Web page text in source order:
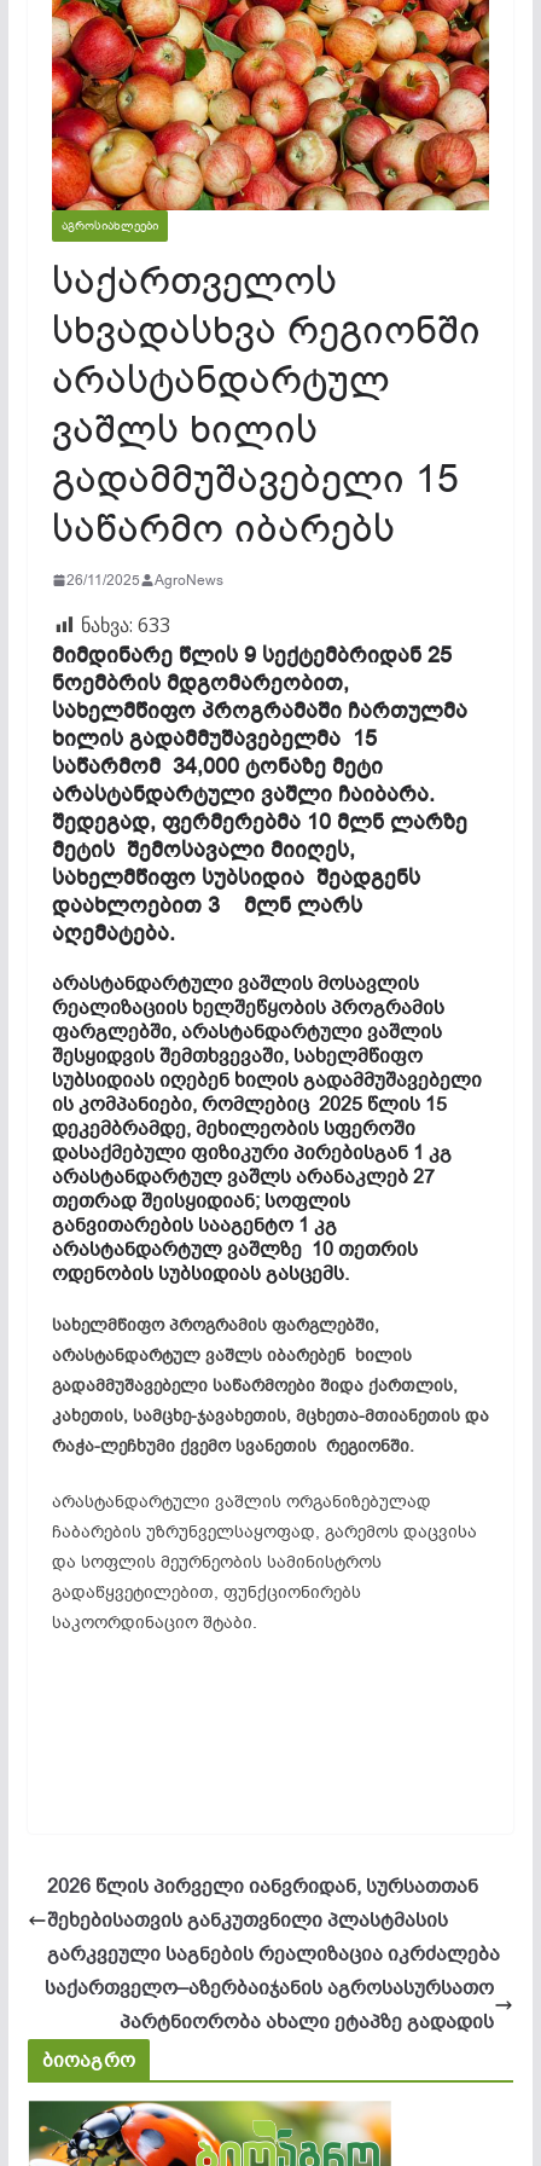
ᲐᲒᲠᲝᲡᲘᲐᲮᲚᲔᲔᲑᲘ
საქართველოს
სხვადასხვა რეგიონში
არასტანდარტულ
ვაშლს ხილის
გადამმუშავებელი 15
საწარმო იბარებს
26/11/2025 AgroNews
ნახვა: 633
მიმდინარე წლის 9 სექტემბრიდან 25
ნოემბრის მდგომარეობით,
სახელმწიფო პროგრამაში ჩართულმა
ხილის გადამმუშავებელმა 15
საწარმომ 34,000 ტონაზე მეტი
არასტანდარტული ვაშლი ჩაიბარა.
შედეგად, ფერმერებმა 10 მლნ ლარზე
მეტის შემოსავალი მიიღეს,
სახელმწიფო სუბსიდია შეადგენს
დაახლოებით 3 მლნ ლარს
აღემატება.
არასტანდარტული ვაშლის მოსავლის
რეალიზაციის ხელშეწყობის პროგრამის
ფარგლებში, არასტანდარტული ვაშლის
შესყიდვის შემთხვევაში, სახელმწიფო
სუბსიდიას იღებენ ხილის გადამმუშავებელი
ის კომპანიები, რომლებიც 2025 წლის 15
დეკემბრამდე, მეხილეობის სფეროში
დასაქმებული ფიზიკური პირებისგან 1 კგ
არასტანდარტულ ვაშლს არანაკლებ 27
თეთრად შეისყიდიან; სოფლის
განვითარების სააგენტო 1 კგ
არასტანდარტულ ვაშლზე 10 თეთრის
ოდენობის სუბსიდიას გასცემს.
სახელმწიფო პროგრამის ფარგლებში,
არასტანდარტულ ვაშლს იბარებენ ხილის
გადამმუშავებელი საწარმოები შიდა ქართლის,
კახეთის, სამცხე-ჯავახეთის, მცხეთა-მთიანეთის და
რაჭა-ლეჩხუმი ქვემო სვანეთის რეგიონში.
არასტანდარტული ვაშლის ორგანიზებულად
ჩაბარების უზრუნველსაყოფად, გარემოს დაცვისა
და სოფლის მეურნეობის სამინისტროს
გადაწყვეტილებით, ფუნქციონირებს
საკოორდინაციო შტაბი.
2026 წლის პირველი იანვრიდან, სურსათთან
შეხებისათვის განკუთვნილი პლასტმასის
გარკვეული საგნების რეალიზაცია იკრძალება
საქართველო–აზერბაიჯანის აგროსასურსათო
პარტნიორობა ახალი ეტაპზე გადადის
ბიოაგრო